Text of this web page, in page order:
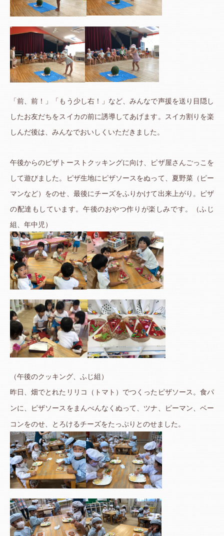
「前、前！」「もう少し右！」など、みんなで声援を送り目隠し
したお友だちをスイカの前に誘導してあげます。スイカ割りを楽
しんだ後は、みんなでおいしくいただきました。
午後からのピザトーストクッキングに向け、ピザ屋さんごっこを
して遊びました。ピザ生地にピザソースをぬって、夏野菜（ピー
マンなど）をのせ、最後にチーズをふりかけて出来上がり。ピザ
の配達もしています。午後のおやつ作りが楽しみです。（ふじ
組、年中児）
（午後のクッキング、ふじ組）
昨日、畑でとれたリリコ（トマト）でつくったピザソース。 食パ
ンに、ピザソースをまんべんなくぬって、ツナ、ピーマン、ベー
コンをのせ、とろけるチーズをたっぷりとのせました。